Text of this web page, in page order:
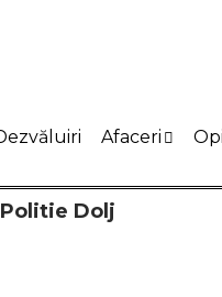
Afaceri
Dolj